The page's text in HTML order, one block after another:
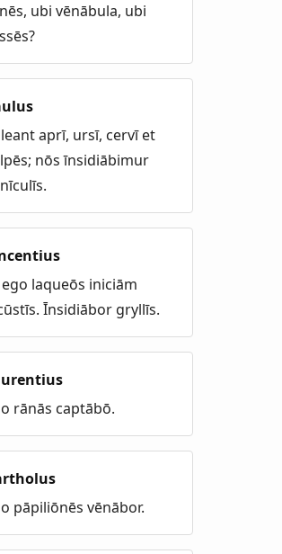
ubi vēnābula, ubi
aprī, ursī, cervī et
nōs īnsidiābimur
laqueōs iniciām
Īnsidiābor gryllīs.
rānās captābō.
pāpiliōnēs vēnābor.